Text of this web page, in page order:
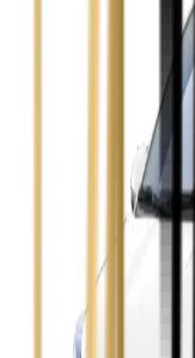
Opel Insignia